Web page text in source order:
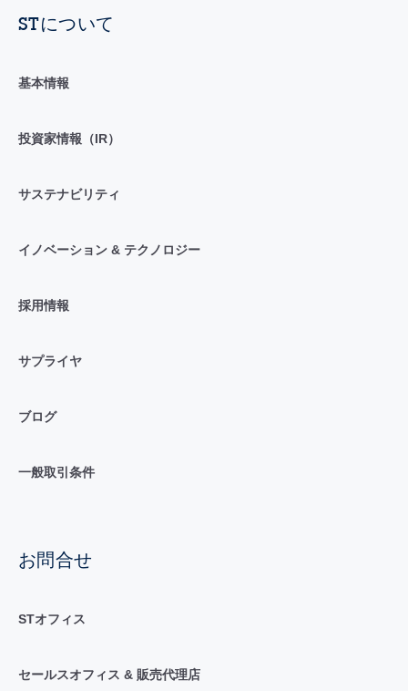
STについて
基本情報
投資家情報（IR）
サステナビリティ
イノベーション & テクノロジー
採用情報
サプライヤ
ブログ
一般取引条件
お問合せ
STオフィス
セールスオフィス & 販売代理店